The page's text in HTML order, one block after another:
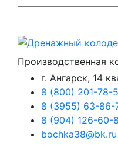
Производственная
г. Ангарск, 14
8 (800) 201-78-
8 (3955) 63-86-
8 (904) 126-60-
bochka38@bk.ru